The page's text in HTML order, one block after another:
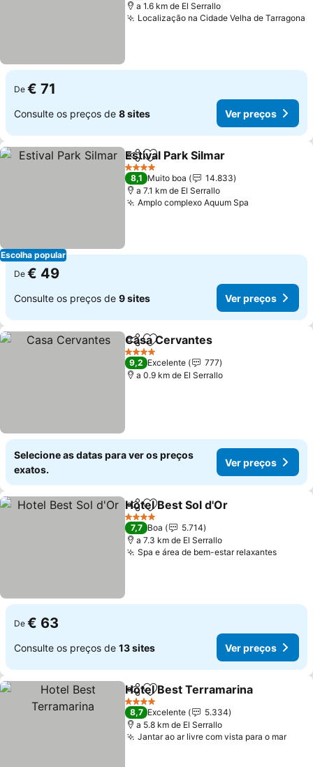
a 1.6 km de El Serrallo
Localização na Cidade Velha de Tarragona
De € 71
Consulte os preços de 8 sites Ver preços
Escolha popular
PartilharAdicionar aos favoritos
Estival Park Silmar
4 Estrelas
8,1 Muito boa
14.833
a 7.1 km de El Serrallo
Amplo complexo Aquum Spa
De € 49
Consulte os preços de 9 sites Ver preços
PartilharAdicionar aos favoritos
Casa Cervantes
4 Estrelas
9,2 Excelente
777
a 0.9 km de El Serrallo
Selecione as datas para ver os preços
exatos.
Ver preços
PartilharAdicionar aos favoritos
Hotel Best Sol d'Or
4 Estrelas
7,7 Boa
5.714
a 7.3 km de El Serrallo
Spa e área de bem-estar relaxantesVer
De € 63
Consulte os preços de 13 sites Ver preços
PartilharAdicionar aos favoritos
Hotel Best Terramarina
4 Estrelas
8,7 Excelente
5.334
a 5.8 km de El Serrallo
Jantar ao ar livre com vista para o marVer